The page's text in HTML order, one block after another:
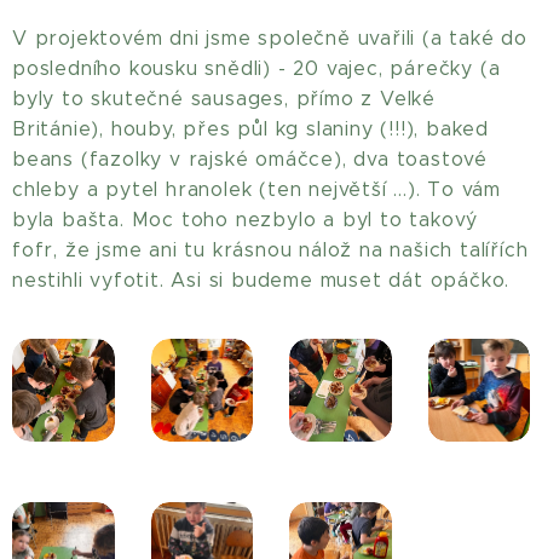
V projektovém dni jsme společně uvařili (a také do
posledního kousku snědli) - 20 vajec, párečky (a
byly to skutečné sausages, přímo z Velké
Británie), houby, přes půl kg slaniny (!!!), baked
beans (fazolky v rajské omáčce), dva toastové
chleby a pytel hranolek (ten největší ...). To vám
byla bašta. Moc toho nezbylo a byl to takový
fofr, že jsme ani tu krásnou nálož na našich talířích
nestihli vyfotit. Asi si budeme muset dát opáčko.